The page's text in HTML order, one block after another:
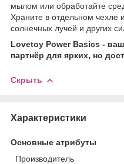
мылом или обработайте
Храните в отдельном чехле
солнечных лучей и других
Lovetoy Power Basics -
партнёр для ярких, но
Скрыть
Характеристики
Основные атрибуты
Производитель